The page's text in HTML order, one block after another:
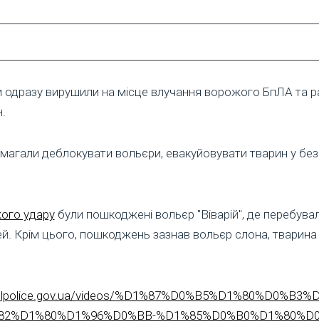
одразу вирушили на місце влучання ворожого БпЛА та
деблокувати вольєри, евакуйовувати тварин у
ударубули пошкоджені вольєр "Віварій", де
Крім цього, пошкоджень зазнав вольєр слона, тварина
videos/